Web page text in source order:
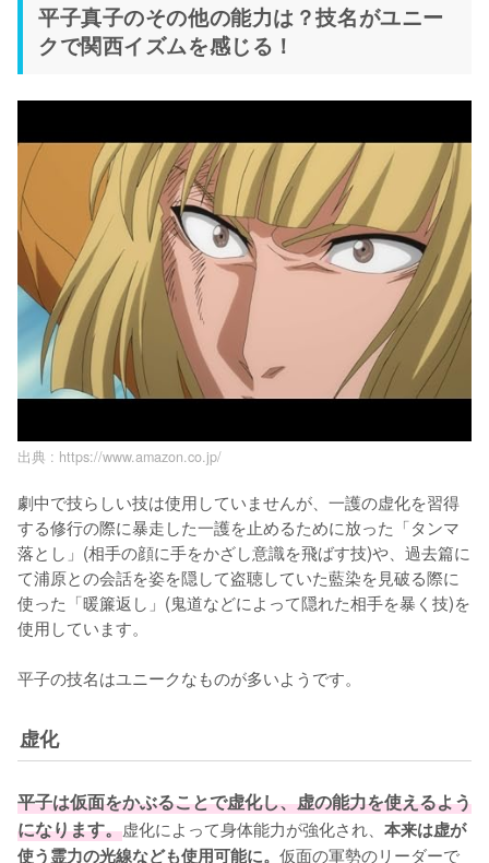
平子真子のその他の能力は？技名がユニー
クで関西イズムを感じる！
出典 : https://www.amazon.co.jp/
劇中で技らしい技は使用していませんが、一護の虚化を習得
する修行の際に暴走した一護を止めるために放った「タンマ
落とし」(相手の顔に手をかざし意識を飛ばす技)や、過去篇に
て浦原との会話を姿を隠して盗聴していた藍染を見破る際に
使った「暖簾返し」(鬼道などによって隠れた相手を暴く技)を
使用しています。
虚化
平子は仮面をかぶることで虚化し、虚の能力を使えるよう
になります。虚化によって身体能力が強化され、 本来は虚が
使う霊力の光線なども使用可能に。 仮面の軍勢のリーダーで